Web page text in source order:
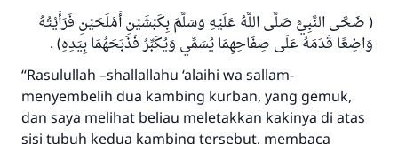
( ضَحَّى النَّبِيُّ صَلَّى اللَّهُ عَلَيْهِ وَسَلَّمَ بِكَبْشَيْنِ أَمْلَحَيْنِ فَرَأَيْتُهُ
وَاضِعًا قَدَمَهُ عَلَى صِفَاحِهِمَا يُسَمِّي وَيُكَبِّرُ فَذَبَحَهُمَا بِيَدِهِ) .
“Rasulullah –shallallahu ‘alaihi wa sallam-
menyembelih dua kambing kurban, yang gemuk,
dan saya melihat beliau meletakkan kakinya di atas
sisi tubuh kedua kambing tersebut, membaca